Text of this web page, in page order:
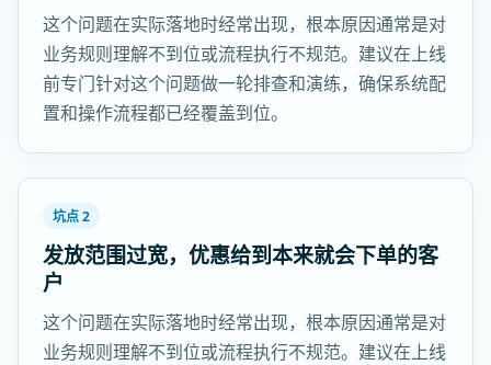
这个问题在实际落地时经常出现，根本原因通常是对
业务规则理解不到位或流程执行不规范。建议在上线
前专门针对这个问题做一轮排查和演练，确保系统配
置和操作流程都已经覆盖到位。
坑点 2
发放范围过宽，优惠给到本来就会下单的客
户
这个问题在实际落地时经常出现，根本原因通常是对
业务规则理解不到位或流程执行不规范。建议在上线